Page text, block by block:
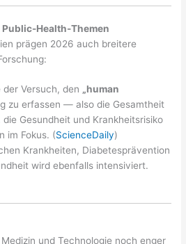
Health-Themen
prägen 2026 auch breitere
Versuch, den „human
zu erfassen — also die Gesamtheit
Gesundheit und Krankheitsrisiko
im Fokus. (ScienceDaily)
Krankheiten, Diabetesprävention
wird ebenfalls intensiviert.
und Technologie noch enger